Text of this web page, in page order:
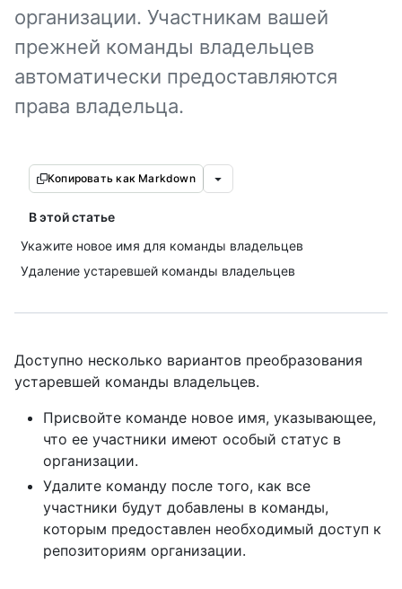
организации. Участникам вашей
прежней команды владельцев
автоматически предоставляются
права владельца.
Копировать как Markdown
В этой статье
Укажите новое имя для команды владельцев
Удаление устаревшей команды владельцев
Доступно несколько вариантов преобразования
устаревшей команды владельцев.
Присвойте команде новое имя, указывающее,
что ее участники имеют особый статус в
организации.
Удалите команду после того, как все
участники будут добавлены в команды,
которым предоставлен необходимый доступ к
репозиториям организации.